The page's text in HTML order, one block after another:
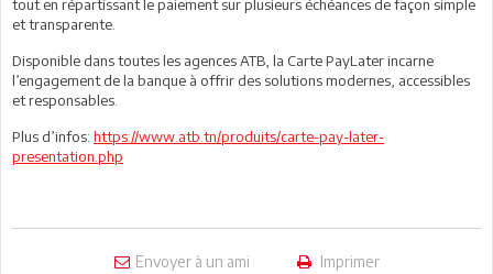
tout en répartissant le paiement sur plusieurs échéances de façon simple
et transparente.
Disponible dans toutes les agences ATB, la Carte PayLater incarne
l’engagement de la banque à offrir des solutions modernes, accessibles
et responsables.
Plus d’infos: https://www.atb.tn/produits/carte-pay-later-
presentation.php
Envoyer à un ami Imprimer